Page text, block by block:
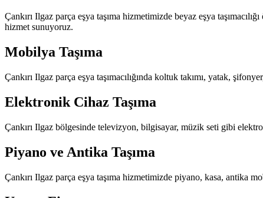
Çankırı Ilgaz parça eşya taşıma hizmetimizde beyaz eşya
hizmet sunuyoruz.
Mobilya Taşıma
Çankırı Ilgaz parça eşya taşımacılığında koltuk takımı, yatak,
Elektronik Cihaz Taşıma
Çankırı Ilgaz bölgesinde televizyon, bilgisayar, müzik seti gibi
Piyano ve Antika Taşıma
Çankırı Ilgaz parça eşya taşıma hizmetimizde piyano, kasa, antika